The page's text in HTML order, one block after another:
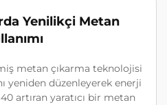
Yenilikçi Metan
metan çıkarma teknolojisi
yeniden düzenleyerek enerji
artıran yaratıcı bir metan